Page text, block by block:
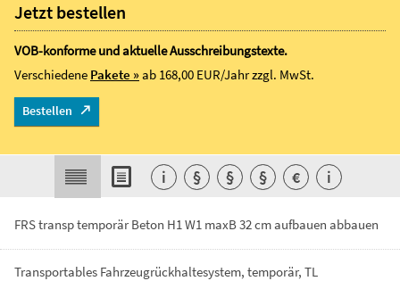
FRS transp temporär Beton H1 W1 maxB 32 cm aufbauen abbauen
Transportables Fahrzeugrückhaltesystem, temporär, TL
Jetzt bestellen
VOB-konforme und aktuelle Ausschreibungstexte.
Verschiedene Pakete »ab 168,00 EUR/Jahrzzgl. MwSt.
Bestellen
i § § § € i